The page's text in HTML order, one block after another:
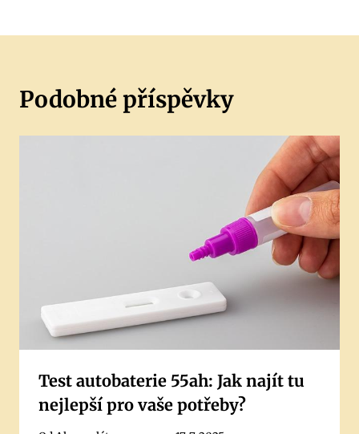
Podobné příspěvky
Test autobaterie 55ah: Jak najít tu
nejlepší pro vaše potřeby?